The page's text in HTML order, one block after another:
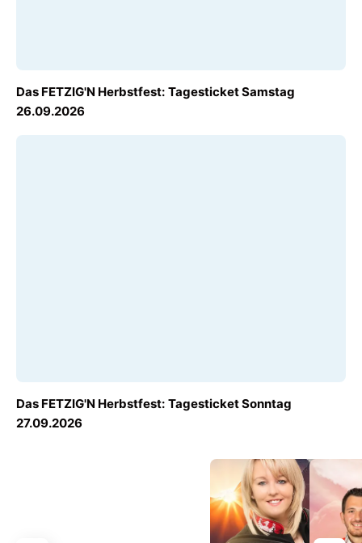
€ 19,00
Das FETZIG'N Herbstfest: Tagesticket Samstag
26.09.2026
€ 10,00
Das FETZIG'N Herbstfest: Tagesticket Sonntag
27.09.2026